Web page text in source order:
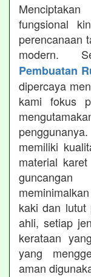
fungsional
perencanaan
modern.
Pembuatan
dipercaya
kami fokus
memiliki
material
kaki dan lutut
ahli, setiap
kerataan
yang
aman